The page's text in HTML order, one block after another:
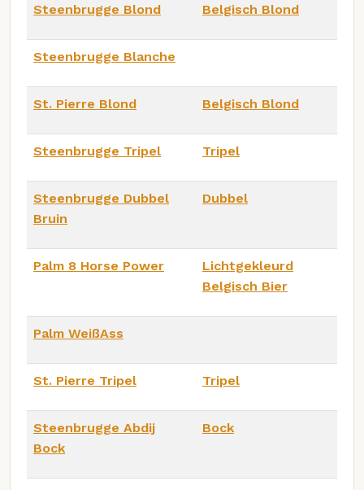
Steenbrugge Blond Belgisch Blond
Steenbrugge Blanche
St. Pierre Blond Belgisch Blond
Steenbrugge Tripel Tripel
Steenbrugge Dubbel
Bruin
Dubbel
Palm 8 Horse Power
Lichtgekleurd
Belgisch Bier
Palm WeißAss
St. Pierre Tripel Tripel
Steenbrugge Abdij
Bock
Bock